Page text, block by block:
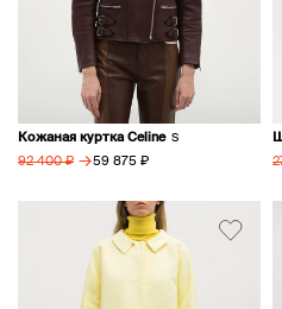
Кожаная куртка Celine S
92 400 ₽ → 59 875 ₽